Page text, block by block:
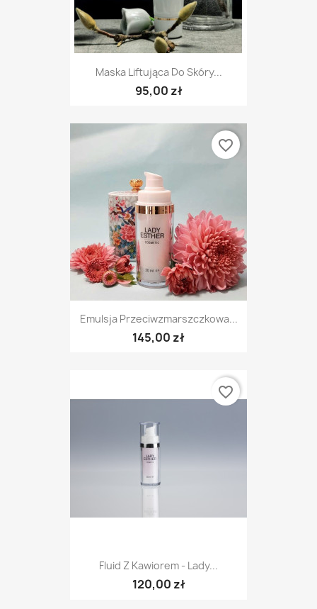
Maska Liftująca Do Skóry...
95,00 zł
Emulsja Przeciwzmarszczkowa...
145,00 zł
favorite_border
Fluid Z Kawiorem - Lady...
120,00 zł
favorite_border